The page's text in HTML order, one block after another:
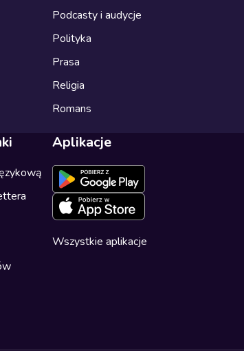
Podcasty i audycje
Polityka
Prasa
Religia
Romans
Aplikacje
Wszystkie aplikacje